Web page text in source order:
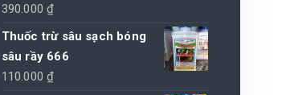
390.000₫
Thuốc trừ sâu sạch bóng
sâu rầy 666
110.000₫